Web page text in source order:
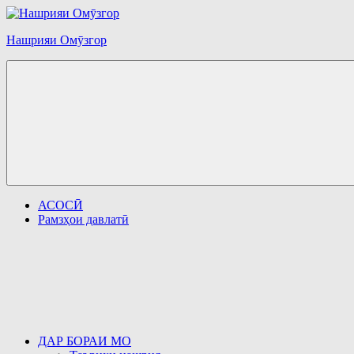
Перейти
содержимому
Нашрияи Омӯзгор
АСОСӢ
Рамзҳои давлатӣ
ДАР БОРАИ МО